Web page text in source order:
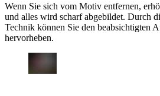
Wenn Sie sich vom Motiv entfernen,
und alles wird scharf abgebildet. Durch
Technik können Sie den beabsichtigten
hervorheben.